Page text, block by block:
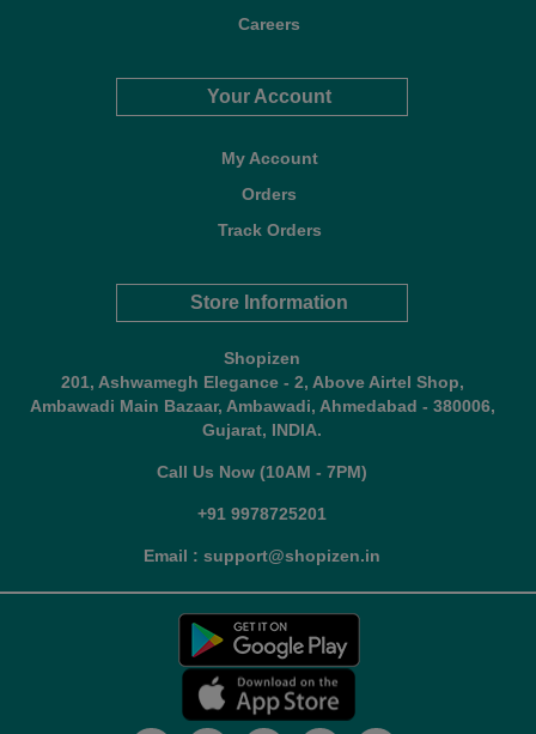
Careers
Your Account
My Account
Orders
Track Orders
Store Information
Shopizen
201, Ashwamegh Elegance - 2, Above Airtel Shop,
Ambawadi Main Bazaar, Ambawadi, Ahmedabad - 380006,
Gujarat, INDIA.
Call Us Now (10AM - 7PM)
+91 9978725201
Email : support@shopizen.in